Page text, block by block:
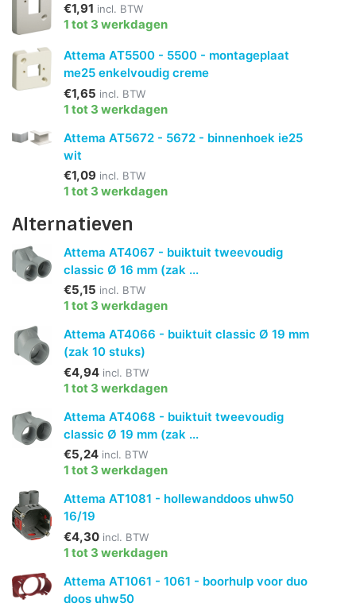
€1,91 incl. BTW
1 tot 3 werkdagen
Attema AT5500 - 5500 - montageplaat
me25 enkelvoudig creme
€1,65 incl. BTW
1 tot 3 werkdagen
Attema AT5672 - 5672 - binnenhoek ie25
wit
€1,09 incl. BTW
1 tot 3 werkdagen
Alternatieven
Attema AT4067 - buiktuit tweevoudig
classic Ø 16 mm (zak ...
€5,15 incl. BTW
1 tot 3 werkdagen
Attema AT4066 - buiktuit classic Ø 19 mm
(zak 10 stuks)
€4,94 incl. BTW
1 tot 3 werkdagen
Attema AT4068 - buiktuit tweevoudig
classic Ø 19 mm (zak ...
€5,24 incl. BTW
1 tot 3 werkdagen
Attema AT1081 - hollewanddoos uhw50
16/19
€4,30 incl. BTW
1 tot 3 werkdagen
Attema AT1061 - 1061 - boorhulp voor duo
doos uhw50